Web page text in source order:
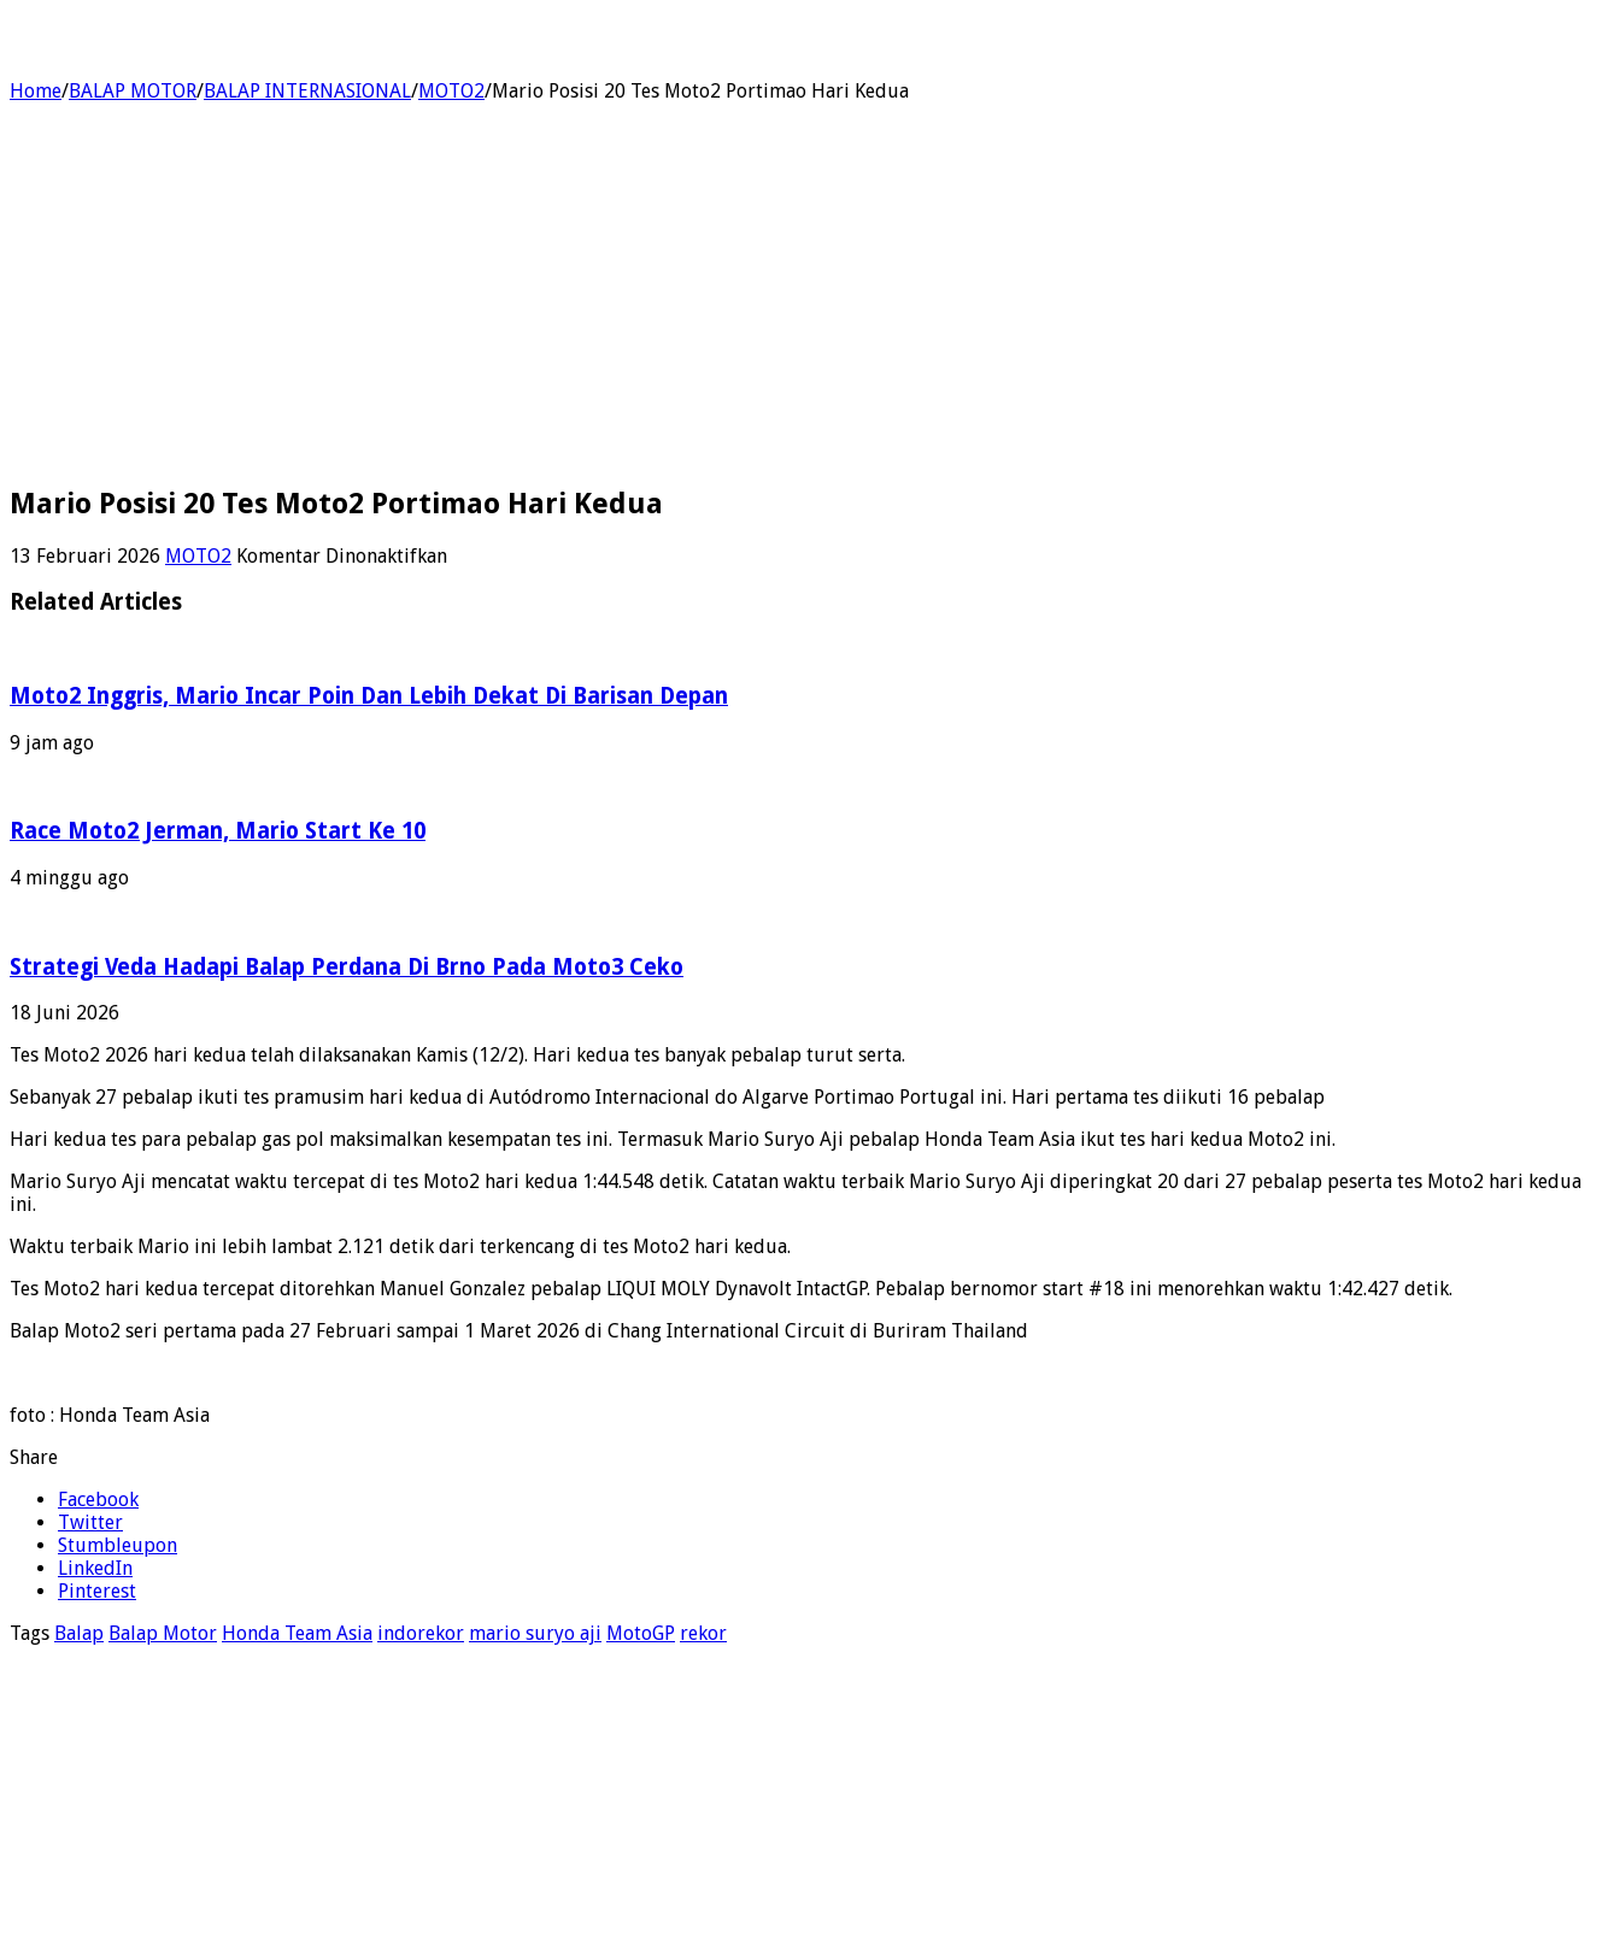
Home/BALAP MOTOR/BALAP INTERNASIONAL/MOTO2/Mario Posisi 20 Tes Moto2 Portimao Hari Kedua
Mario Posisi 20 Tes Moto2 Portimao Hari Kedua
13 Februari 2026 MOTO2 Komentar Dinonaktifkanpada
Portimao
Related Articles
Moto2 Inggris, Mario Incar Poin Dan Lebih Dekat Di Barisan Depan
9 jam ago
Race Moto2 Jerman, Mario Start Ke 10
4 minggu ago
Strategi Veda Hadapi Balap Perdana Di Brno Pada Moto3 Ceko
18 Juni 2026
Tes Moto2 2026 hari kedua telah dilaksanakan Kamis (12/2). Hari kedua tes banyak pebalap turut serta.
Sebanyak 27 pebalap ikuti tes pramusim hari kedua di Autódromo Internacional do Algarve Portimao Portugal ini. Hari pertama tes diikuti 16 pebalap
Hari kedua tes para pebalap gas pol maksimalkan kesempatan tes ini. Termasuk Mario Suryo Aji pebalap Honda Team Asia ikut tes hari kedua Moto2 ini.
Mario Suryo Aji mencatat waktu tercepat di tes Moto2 hari kedua 1:44.548 detik. Catatan waktu terbaik Mario Suryo Aji diperingkat 20 dari 27 pebalap peserta tes Moto2 hari kedua
ini.
Waktu terbaik Mario ini lebih lambat 2.121 detik dari terkencang di tes Moto2 hari kedua.
Tes Moto2 hari kedua tercepat ditorehkan Manuel Gonzalez pebalap LIQUI MOLY Dynavolt IntactGP. Pebalap bernomor start #18 ini menorehkan waktu 1:42.427 detik.
Balap Moto2 seri pertama pada 27 Februari sampai 1 Maret 2026 di Chang International Circuit di Buriram Thailand
foto : Honda Team Asia
Share
Facebook
Twitter
Stumbleupon
LinkedIn
Pinterest
Tags Balap Balap Motor Honda Team Asia indorekor mario suryo aji MotoGP rekor